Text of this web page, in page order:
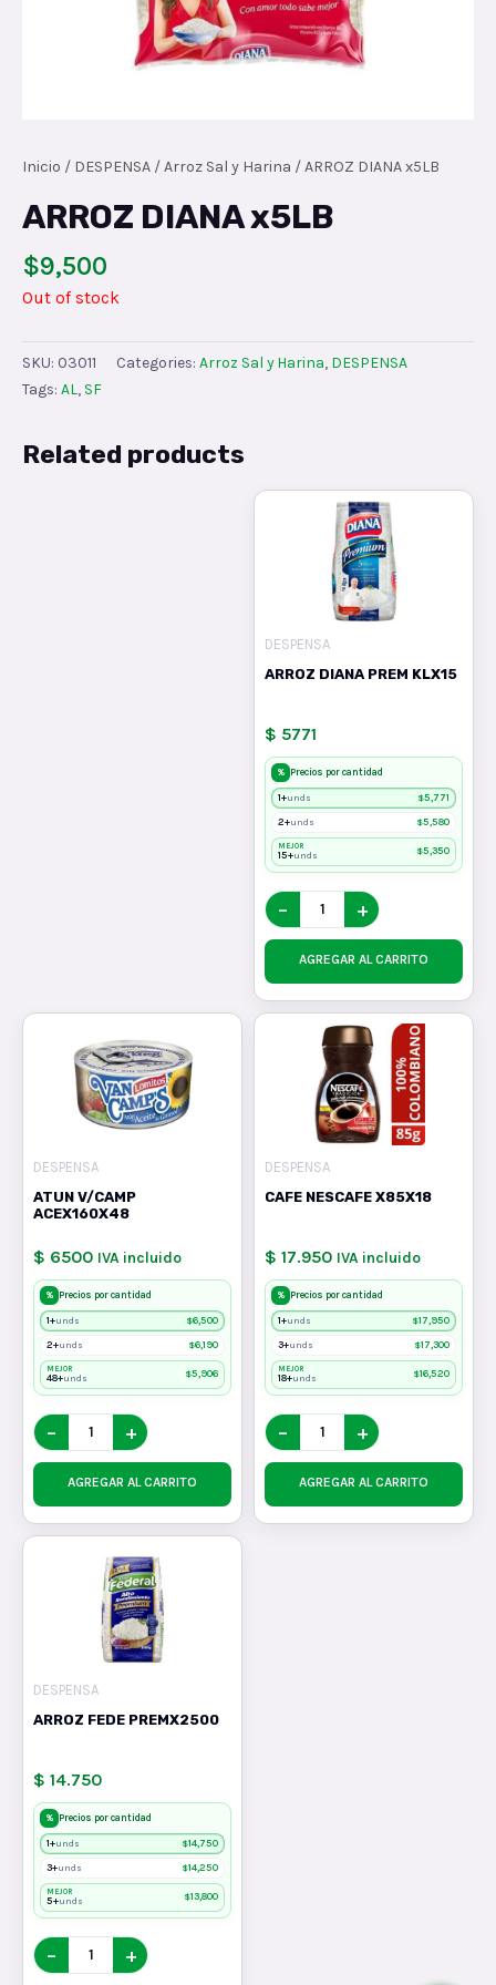
Inicio / DESPENSA /Arroz Sal y Harina / ARROZ DIANA x5LB
ARROZ DIANA x5LB
$9,500
Out of stock
SKU: 03011 Categories: Arroz Sal y Harina, DESPENSA
Tags: AL, SF
Related products
DESPENSA
ARROZ DIANA PREM KLX15
$ 5771
% Precios por cantidad
1+unds $5,771
2+unds $5,580
MEJOR
15+unds $5,350
− +
AGREGAR AL CARRITO
DESPENSA
ATUN V/CAMP
ACEX160X48
$ 6500 IVA incluido
% Precios por cantidad
1+unds $6,500
2+unds $6,190
MEJOR
48+unds $5,906
− +
AGREGAR AL CARRITO
DESPENSA
CAFE NESCAFE X85X18
$ 17.950 IVA incluido
% Precios por cantidad
1+unds $17,950
3+unds $17,300
MEJOR
18+unds $16,520
− +
AGREGAR AL CARRITO
DESPENSA
ARROZ FEDE PREMX2500
$ 14.750
% Precios por cantidad
1+unds $14,750
3+unds $14,250
MEJOR
5+unds $13,800
− +